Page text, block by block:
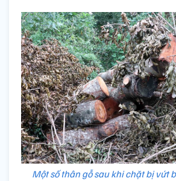
Một số thân gỗ sau khi chặt bị vứt